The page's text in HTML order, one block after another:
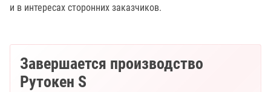
и в интересах сторонних заказчиков.
Завершается производство
Рутокен S